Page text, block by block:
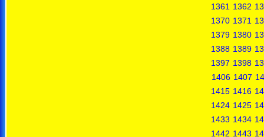
1361 1362
1370 1371
1379 1380
1388 1389
1397 1398
1406 1407
1415 1416
1424 1425
1433 1434
1442 1443